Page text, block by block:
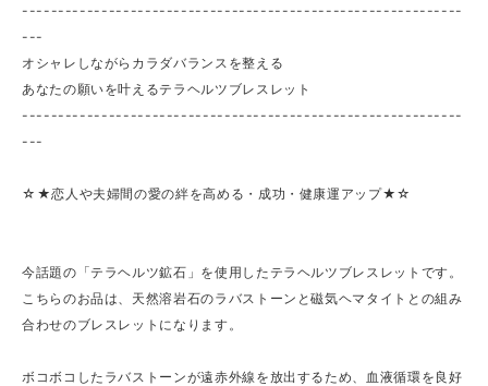
-------------------------------------------------------------
---
オシャレしながらカラダバランスを整える
あなたの願いを叶えるテラヘルツブレスレット
-------------------------------------------------------------
---
☆★恋人や夫婦間の愛の絆を高める・成功・健康運アップ★☆
今話題の「テラヘルツ鉱石」を使用したテラヘルツブレスレットです。
こちらのお品は、天然溶岩石のラバストーンと磁気ヘマタイトとの組み
合わせのブレスレットになります。
ボコボコしたラバストーンが遠赤外線を放出するため、血液循環を良好